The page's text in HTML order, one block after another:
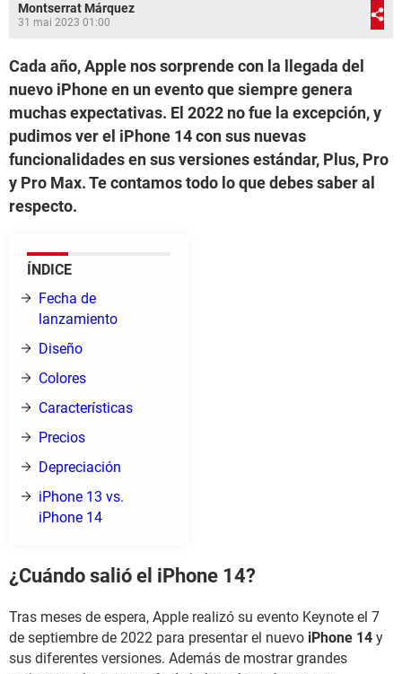
Montserrat Márquez
31 mai 2023 01:00
Cada año, Apple nos sorprende con la llegada del
nuevo iPhone en un evento que siempre genera
muchas expectativas. El 2022 no fue la excepción, y
pudimos ver el iPhone 14 con sus nuevas
funcionalidades en sus versiones estándar, Plus, Pro
y Pro Max. Te contamos todo lo que debes saber al
respecto.
ÍNDICE
Fecha de
lanzamiento
Diseño
Colores
Características
Precios
Depreciación
iPhone 13 vs.
iPhone 14
¿Cuándo salió el iPhone 14?
Tras meses de espera, Apple realizó su evento Keynote el 7
de septiembre de 2022 para presentar el nuevo iPhone 14 y
sus diferentes versiones. Además de mostrar grandes